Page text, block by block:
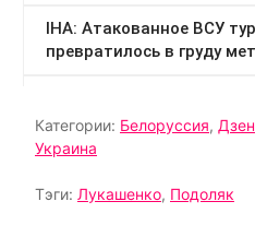
Категории: Белоруссия, Дзен
Украина
Тэги: Лукашенко, Подоляк